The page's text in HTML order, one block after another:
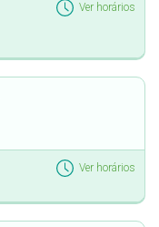
Ver horários
Ver horários